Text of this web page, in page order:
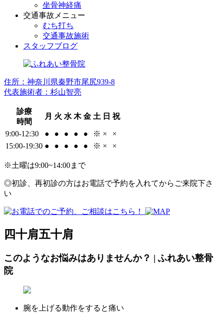
坐骨神経痛
交通事故メニュー
むち打ち
交通事故施術
スタッフブログ
住所：神奈川県秦野市尾尻939-8
代表施術者：杉山智亮
診療
時間
月 火 水 木 金 土 日 祝
9:00-12:30 ● ● ● ● ● ※ ×
×
15:00-19:30 ● ● ● ● ● ※ × ×
※土曜は9:00~14:00まで
◎初診、再初診の方はお電話で予約を入れてからご来院下さ
い
四十肩五十肩
このようなお悩みはありませんか？ | ふれあい整骨
院
腕を上げる動作をすると痛い